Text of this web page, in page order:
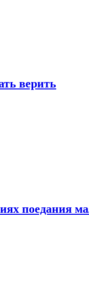
верить
поедания